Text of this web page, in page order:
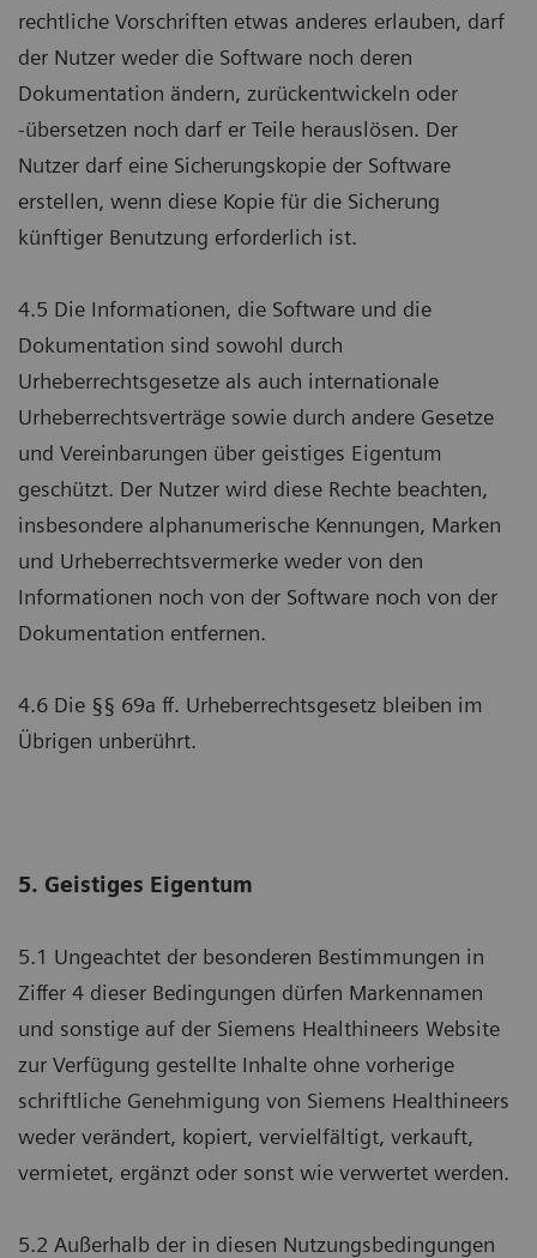
rechtliche Vorschriften etwas anderes erlauben, darf
der Nutzer weder die Software noch deren
Dokumentation ändern, zurückentwickeln oder
-übersetzen noch darf er Teile herauslösen. Der
Nutzer darf eine Sicherungskopie der Software
erstellen, wenn diese Kopie für die Sicherung
künftiger Benutzung erforderlich ist.
4.5 Die Informationen, die Software und die
Dokumentation sind sowohl durch
Urheberrechtsgesetze als auch internationale
Urheberrechtsverträge sowie durch andere Gesetze
und Vereinbarungen über geistiges Eigentum
geschützt. Der Nutzer wird diese Rechte beachten,
insbesondere alphanumerische Kennungen, Marken
und Urheberrechtsvermerke weder von den
Informationen noch von der Software noch von der
Dokumentation entfernen.
4.6 Die §§ 69a ff. Urheberrechtsgesetz bleiben im
Übrigen unberührt.
5. Geistiges Eigentum
5.1 Ungeachtet der besonderen Bestimmungen in
Ziffer 4 dieser Bedingungen dürfen Markennamen
und sonstige auf der Siemens Healthineers Website
zur Verfügung gestellte Inhalte ohne vorherige
schriftliche Genehmigung von Siemens Healthineers
weder verändert, kopiert, vervielfältigt, verkauft,
vermietet, ergänzt oder sonst wie verwertet werden.
5.2 Außerhalb der in diesen Nutzungsbedingungen